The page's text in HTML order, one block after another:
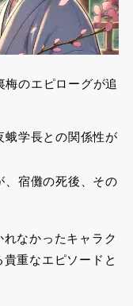
のエピローグが追
学長との関係性が
宿儺の死後、その
なかったキャラク
重なエピソードと